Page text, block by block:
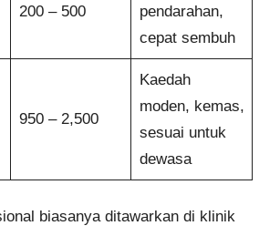
200 – 500
pendarahan,
cepat sembuh
950 – 2,500
Kaedah
moden, kemas,
sesuai untuk
dewasa
biasanya ditawarkan di klinik